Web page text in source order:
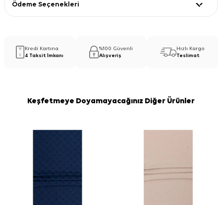
Ödeme Seçenekleri
Kredi Kartına
4 Taksit İmkanı
%100 Güvenli
Alışveriş
Hızlı Kargo
Teslimat
Keşfetmeye Doyamayacağınız Diğer Ürünler